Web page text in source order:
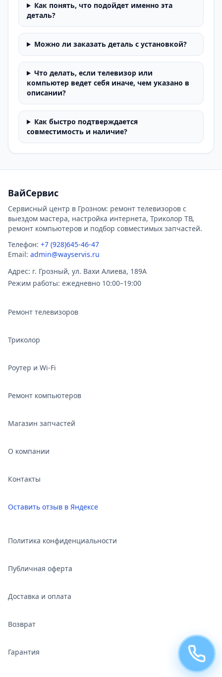
Как понять, что подойдет именно эта
деталь?
Можно ли заказать деталь с установкой?
Что делать, если телевизор или
компьютер ведет себя иначе, чем указано в
описании?
Как быстро подтверждается
совместимость и наличие?
ВайСервис
Сервисный центр в Грозном: ремонт телевизоров с
выездом мастера, настройка интернета, Триколор ТВ,
ремонт компьютеров и подбор совместимых запчастей.
Телефон: +7 (928)645-46-47
Email: admin@wayservis.ru
Адрес: г. Грозный, ул. Вахи Алиева, 189А
Режим работы: ежедневно 10:00–19:00
Ремонт телевизоров
Триколор
Роутер и Wi‑Fi
Ремонт компьютеров
Магазин запчастей
О компании
Контакты
Оставить отзыв в Яндексе
Политика конфиденциальности
Публичная оферта
Доставка и оплата
Возврат
Гарантия